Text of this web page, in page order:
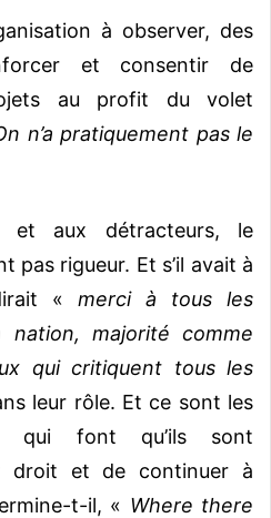
à observer, des
et consentir de
au profit du volet
n’a pratiquement pas le
et aux détracteurs, le
pas rigueur. Et s’il avait à
« merci à tous les
majorité comme
qui critiquent tous les
leur rôle. Et ce sont les
qui font qu’ils sont
et de continuer à
t-il, « Where there